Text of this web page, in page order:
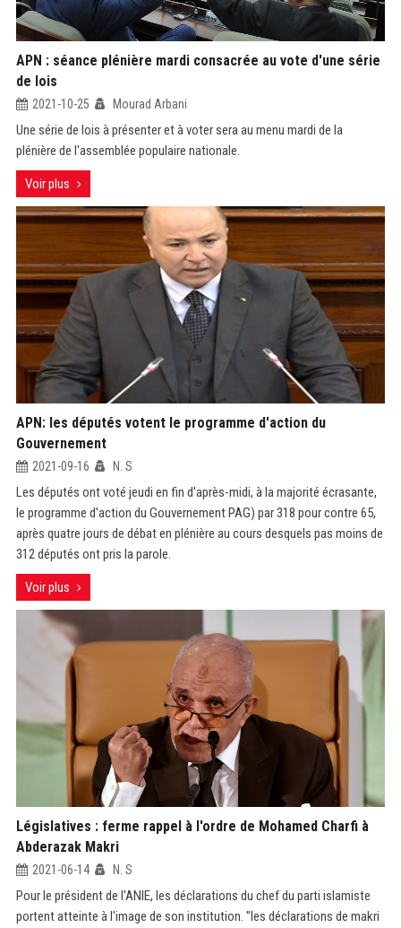
APN : séance plénière mardi consacrée au vote d'une série
de lois
2021-10-25 Mourad Arbani
Une série de lois à présenter et à voter sera au menu mardi de la
plénière de l'assemblée populaire nationale.
Voir plus
APN: les députés votent le programme d'action du
Gouvernement
2021-09-16 N. S
Les députés ont voté jeudi en fin d'après-midi, à la majorité écrasante,
le programme d'action du Gouvernement PAG) par 318 pour contre 65,
après quatre jours de débat en plénière au cours desquels pas moins de
312 députés ont pris la parole.
Voir plus
Législatives : ferme rappel à l'ordre de Mohamed Charfi à
Abderazak Makri
2021-06-14 N. S
Pour le président de l'ANIE, les déclarations du chef du parti islamiste
portent atteinte à l'image de son institution. "les déclarations de makri